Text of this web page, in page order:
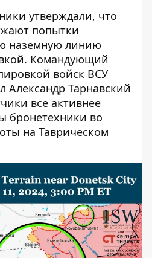
утверждали, что
попытки
наземную линию
Командующий
войск ВСУ
Александр Тарнавский
все активнее
бронетехники во
на Таврическом